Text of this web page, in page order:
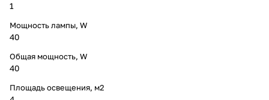
1
Мощность лампы, W
40
Общая мощность, W
40
Площадь освещения, м2